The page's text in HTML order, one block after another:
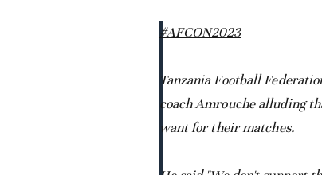
#AFCON2023
Tanzania Football
coach Amrouche alluding
want for their matches.